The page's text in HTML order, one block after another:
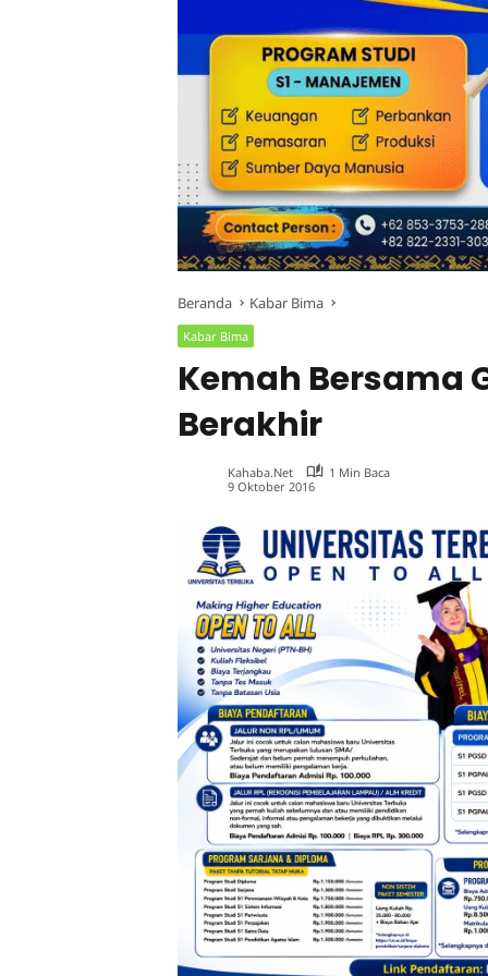
Beranda Kabar Bima
Kabar Bima
Kemah Bersama
Berakhir
Kahaba.net
1 Min Baca
9 Oktober 2016